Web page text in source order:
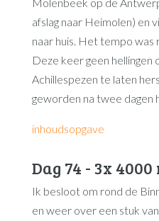
afslag naar Heimolen) en
naar huis. Het tempo was
Deze keer geen hellingen
Achillespezen te laten
geworden na twee dagen
inhoudsopgave
Dag 74 - 3x 4000
Ik besloot om rond de
en weer over een stuk